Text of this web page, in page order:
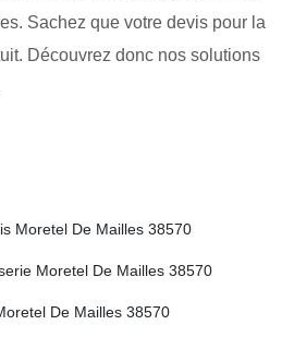
Sachez que votre devis pour la
Découvrez donc nos solutions
Moretel De Mailles 38570
Moretel De Mailles 38570
De Mailles 38570